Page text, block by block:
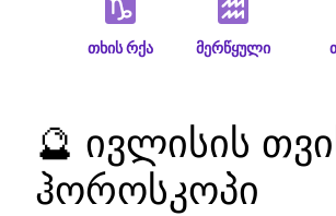
თხის რქა მერწყული
🔮 ივლისის
ჰოროსკოპი